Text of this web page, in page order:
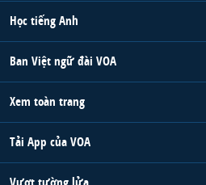
Học tiếng Anh
Ban Việt ngữ đài VOA
Xem toàn trang
Tải App của VOA